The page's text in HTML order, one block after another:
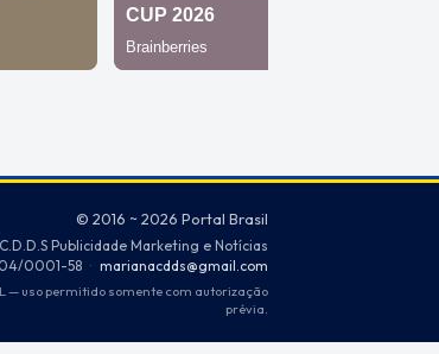
© 2016 ~ 2026 Portal Brasil
Publicidade Marketing e Notícias
0001-58 · marianacdds@gmail.com
— uso permitido somente com autorização
prévia.